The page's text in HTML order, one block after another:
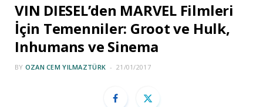
VIN DIESEL’den MARVEL Filmleri
İçin Temenniler: Groot ve Hulk,
Inhumans ve Sinema
BY OZAN CEM YILMAZTÜRK 21/01/2017